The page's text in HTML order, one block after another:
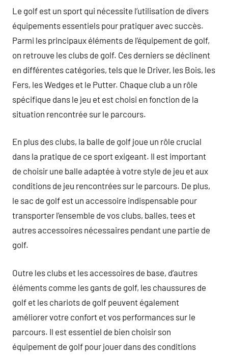
Le golf est un sport qui nécessite l’utilisation de divers
équipements essentiels pour pratiquer avec succès.
Parmi les principaux éléments de l’équipement de golf,
on retrouve les clubs de golf. Ces derniers se déclinent
en différentes catégories, tels que le Driver, les Bois, les
Fers, les Wedges et le Putter. Chaque club a un rôle
spécifique dans le jeu et est choisi en fonction de la
situation rencontrée sur le parcours.
En plus des clubs, la balle de golf joue un rôle crucial
dans la pratique de ce sport exigeant. Il est important
de choisir une balle adaptée à votre style de jeu et aux
conditions de jeu rencontrées sur le parcours. De plus,
le sac de golf est un accessoire indispensable pour
transporter l’ensemble de vos clubs, balles, tees et
autres accessoires nécessaires pendant une partie de
golf.
Outre les clubs et les accessoires de base, d’autres
éléments comme les gants de golf, les chaussures de
golf et les chariots de golf peuvent également
améliorer votre confort et vos performances sur le
parcours. Il est essentiel de bien choisir son
équipement de golf pour jouer dans des conditions